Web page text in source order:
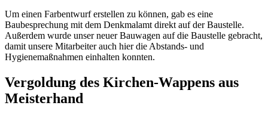
Um einen Farbentwurf erstellen zu können, gab es eine
Baubesprechung mit dem Denkmalamt direkt auf der Baustelle.
Außerdem wurde unser neuer Bauwagen auf die Baustelle gebracht,
damit unsere Mitarbeiter auch hier die Abstands- und
Hygienemaßnahmen einhalten konnten.
Vergoldung des Kirchen-Wappens aus
Meisterhand